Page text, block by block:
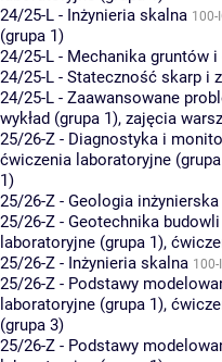
24/25-L - Inżynieria skalna 100-
(grupa 1)
24/25-L - Mechanika gruntów
24/25-L - Stateczność skarp i
24/25-L - Zaawansowane
wykład (grupa 1), zajęcia
25/26-Z - Diagnostyka i
ćwiczenia laboratoryjne
1)
25/26-Z - Geologia inżynierska
25/26-Z - Geotechnika
laboratoryjne (grupa 1),
25/26-Z - Inżynieria skalna 100-
25/26-Z - Podstawy
laboratoryjne (grupa 1),
(grupa 3)
25/26-Z - Podstawy